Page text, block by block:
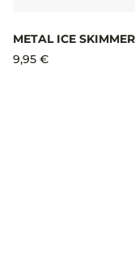
METAL ICE SKIMMER
9,95 €